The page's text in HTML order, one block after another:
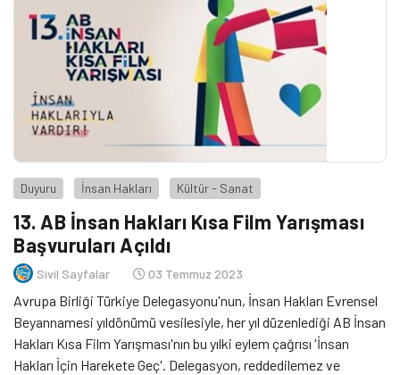
Duyuru İnsan Hakları Kültür - Sanat
13. AB İnsan Hakları Kısa Film Yarışması
Başvuruları Açıldı
Sivil Sayfalar 03 Temmuz 2023
Avrupa Birliği Türkiye Delegasyonu'nun, İnsan Hakları Evrensel
Beyannamesi yıldönümü vesilesiyle, her yıl düzenlediği AB İnsan
Hakları Kısa Film Yarışması'nın bu yılki eylem çağrısı 'İnsan
Hakları İçin Harekete Geç'. Delegasyon, reddedilemez ve